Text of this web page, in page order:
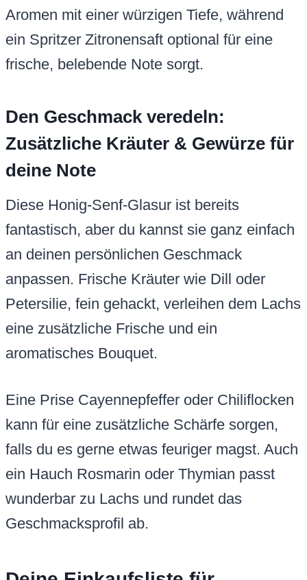
Aromen mit einer würzigen Tiefe, während
ein Spritzer Zitronensaft optional für eine
frische, belebende Note sorgt.
Den Geschmack veredeln:
Zusätzliche Kräuter & Gewürze für
deine Note
Diese Honig-Senf-Glasur ist bereits
fantastisch, aber du kannst sie ganz einfach
an deinen persönlichen Geschmack
anpassen. Frische Kräuter wie Dill oder
Petersilie, fein gehackt, verleihen dem Lachs
eine zusätzliche Frische und ein
aromatisches Bouquet.
Eine Prise Cayennepfeffer oder Chiliflocken
kann für eine zusätzliche Schärfe sorgen,
falls du es gerne etwas feuriger magst. Auch
ein Hauch Rosmarin oder Thymian passt
wunderbar zu Lachs und rundet das
Geschmacksprofil ab.